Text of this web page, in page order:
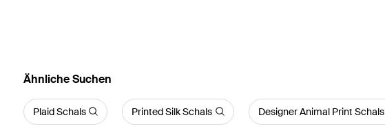
Ähnliche Suchen
Plaid Schals Printed Silk Schals Designer Animal Print Schals